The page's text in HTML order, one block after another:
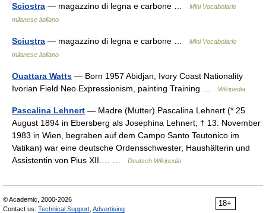
Sciostra — magazzino di legna e carbone …
Mini Vocabolario
milanese italiano
Sciustra — magazzino di legna e carbone …
Mini Vocabolario
milanese italiano
Ouattara Watts — Born 1957 Abidjan, Ivory Coast Nationality
Ivorian Field Neo Expressionism, painting Training …
Wikipedia
Pascalina Lehnert — Madre (Mutter) Pascalina Lehnert (* 25.
August 1894 in Ebersberg als Josephina Lehnert; † 13. November
1983 in Wien, begraben auf dem Campo Santo Teutonico im
Vatikan) war eine deutsche Ordensschwester, Haushälterin und
Assistentin von Pius XII.… …
Deutsch Wikipedia
18+
© Academic, 2000-2026
Contact us: Technical Support Advertising